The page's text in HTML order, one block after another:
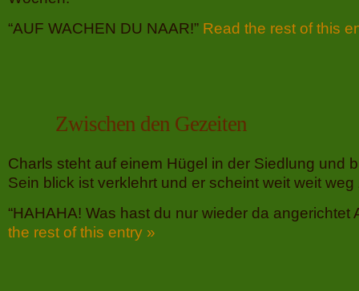
“AUF WACHEN DU NAAR!” Read the rest of this
Zwischen den Gezeiten
Charls steht auf einem Hügel in der Siedlung und
Sein blick ist verklehrt und er scheint weit weit weg
“HAHAHA! Was hast du nur wieder da angerichtet
the rest of this entry »